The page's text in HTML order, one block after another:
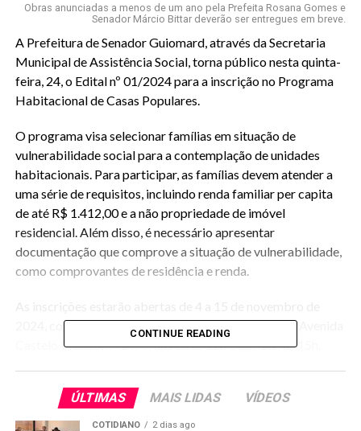
Obras anunciadas a menos de um ano pela Prefeita Rosana Gomes e
Senador Márcio Bittar deverão ser entregues em breve.
A Prefeitura de Senador Guiomard, através da Secretaria
Municipal de Assistência Social, torna público nesta quinta-
feira, 24, o Edital nº 01/2024 para a inscrição no Programa
Habitacional de Casas Populares.
O programa visa selecionar famílias em situação de
vulnerabilidade social para a contemplação de unidades
habitacionais. Para participar, as famílias devem atender a
uma série de requisitos, incluindo renda familiar per capita
de até R$ 1.412,00 e a não propriedade de imóvel
residencial. Além disso, é necessário apresentar
documentação que comprove a situação de vulnerabilidade,
como comprovantes de residência e renda.
2024, com atendimento na Secretaria, localizada na Avenida
Castelo Branco, nº 1479, das 8h às 12h e das 13h às 15h.
CONTINUE READING
ÚLTIMAS MAIS LIDAS VÍDEOS
COTIDIANO 2 dias ago